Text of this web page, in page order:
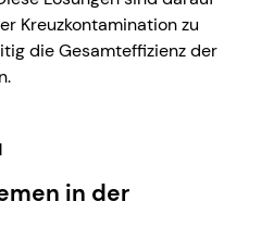
Kreuzkontamination zu
die Gesamteffizienz der
in der